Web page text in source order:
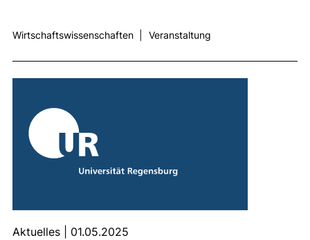
Wirtschaftswissenschaften Veranstaltung
Aktuelles 01.05.2025